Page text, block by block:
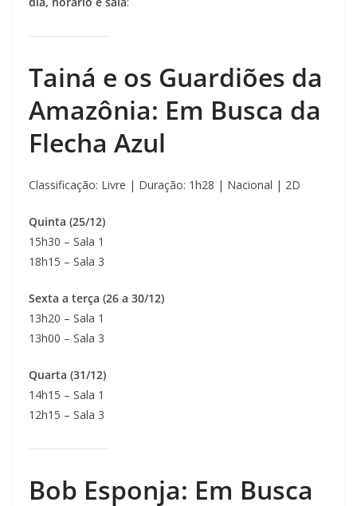
Tainá e os Guardiões da
Amazônia: Em Busca da
Flecha Azul
Classificação: Livre | Duração: 1h28 | Nacional | 2D
Quinta (25/12)
15h30 – Sala 1
18h15 – Sala 3
Sexta a terça (26 a 30/12)
13h20 – Sala 1
13h00 – Sala 3
Quarta (31/12)
14h15 – Sala 1
12h15 – Sala 3
Bob Esponja: Em Busca